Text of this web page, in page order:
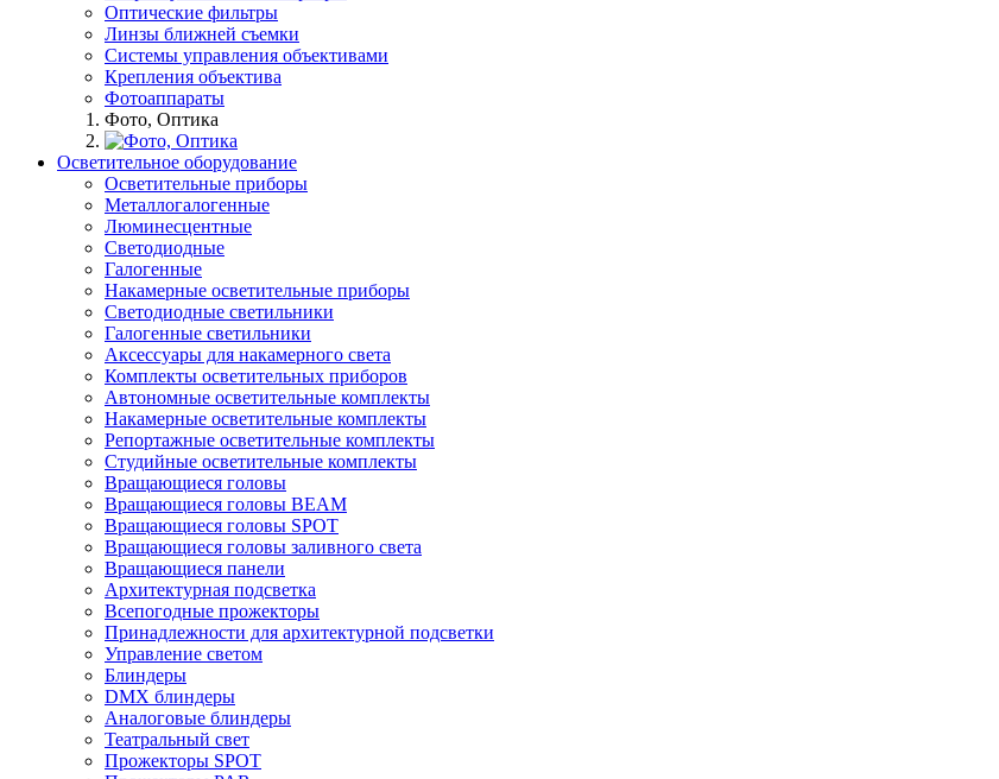
Оптические фильтры
Линзы ближней съемки
Системы управления объективами
Крепления объектива
Фотоаппараты
Фото, Оптика
Осветительное оборудование
Осветительные приборы
Металлогалогенные
Люминесцентные
Светодиодные
Галогенные
Накамерные осветительные приборы
Светодиодные светильники
Галогенные светильники
Аксессуары для накамерного света
Комплекты осветительных приборов
Автономные осветительные комплекты
Накамерные осветительные комплекты
Репортажные осветительные комплекты
Студийные осветительные комплекты
Вращающиеся головы
Вращающиеся головы BEAM
Вращающиеся головы SPOT
Вращающиеся головы заливного света
Вращающиеся панели
Архитектурная подсветка
Всепогодные прожекторы
Принадлежности для архитектурной подсветки
Управление светом
Блиндеры
DMX блиндеры
Аналоговые блиндеры
Театральный свет
Прожекторы SPOT